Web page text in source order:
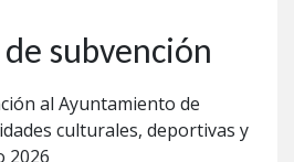
subvención
al Ayuntamiento de
culturales, deportivas y
2026